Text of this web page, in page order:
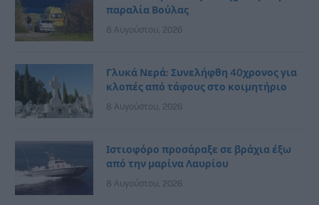
παραλία Βούλας
8 Αυγούστου, 2026
Γλυκά Νερά: Συνελήφθη 40χρονος για
κλοπές από τάφους στο κοιμητήριο
8 Αυγούστου, 2026
Ιστιοφόρο προσάραξε σε βράχια έξω
από την μαρίνα Λαυρίου
8 Αυγούστου, 2026